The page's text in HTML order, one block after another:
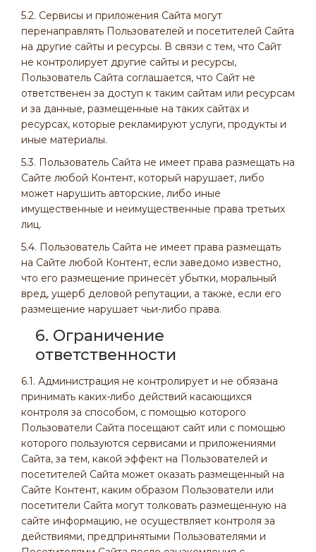
5.2. Сервисы и приложения Сайта могут
перенаправлять Пользователей и посетителей Сайта
на другие сайты и ресурсы. В связи с тем, что Сайт
не контролирует другие сайты и ресурсы,
Пользователь Сайта соглашается, что Сайт не
ответственен за доступ к таким сайтам или ресурсам
и за данные, размещенные на таких сайтах и
ресурсах, которые рекламируют услуги, продукты и
иные материалы.
5.3. Пользователь Сайта не имеет права размещать на
Сайте любой Контент, который нарушает, либо
может нарушить авторские, либо иные
имущественные и неимущественные права третьих
лиц.
5.4. Пользователь Сайта не имеет права размещать
на Сайте любой Контент, если заведомо известно,
что его размещение принесёт убытки, моральный
вред, ущерб деловой репутации, а также, если его
размещение нарушает чьи-либо права.
6. Ограничение
ответственности
6.1. Администрация не контролирует и не обязана
принимать каких-либо действий касающихся
контроля за способом, с помощью которого
Пользователи Сайта посещают сайт или с помощью
которого пользуются сервисами и приложениями
Сайта, за тем, какой эффект на Пользователей и
посетителей Сайта может оказать размещенный на
Сайте Контент, каким образом Пользователи или
посетители Сайта могут толковать размещенную на
сайте информацию, не осуществляет контроля за
действиями, предпринятыми Пользователями и